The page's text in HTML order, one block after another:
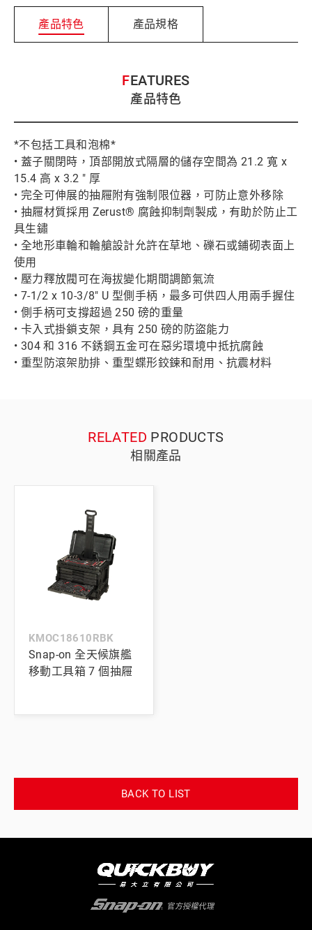
產品特色 產品規格
FEATURES
產品特色
*不包括工具和泡棉*
• 蓋子關閉時，頂部開放式隔層的儲存空間為 21.2 寬 x
15.4 高 x 3.2 " 厚
• 完全可伸展的抽屜附有強制限位器，可防止意外移除
• 抽屜材質採用 Zerust® 腐蝕抑制劑製成，有助於防止工
具生鏽
• 全地形車輪和輪艙設計允許在草地、礫石或鋪砌表面上
使用
• 壓力釋放閥可在海拔變化期間調節氣流
• 7-1/2 x 10-3/8" U 型側手柄，最多可供四人用兩手握住
• 側手柄可支撐超過 250 磅的重量
• 卡入式掛鎖支架，具有 250 磅的防盜能力
• 304 和 316 不銹鋼五金可在惡劣環境中抵抗腐蝕
• 重型防滾架肋排、重型蝶形鉸鍊和耐用、抗震材料
RELATED PRODUCTS
相關產品
KMOC18610RBK
Snap-on 全天候旗艦
移動工具箱 7 個抽屜
BACK TO LIST